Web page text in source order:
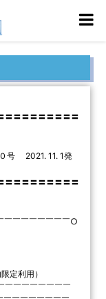
〓〓〓〓〓〓〓〓〓
1発
〓〓〓〓〓〓〓〓〓
￣￣￣￣￣￣￣￣○
定利用）
￣￣￣￣￣￣￣￣